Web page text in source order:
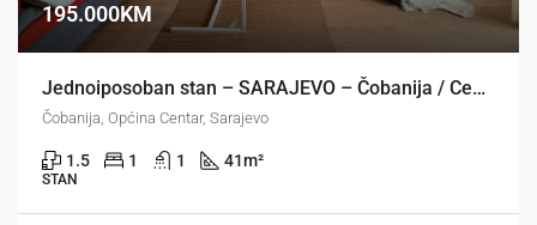
195.000KM
Jednoiposoban stan – SARAJEVO – Čobanija / Centar
Čobanija, Općina Centar, Sarajevo
1.5 1 1 41m²
STAN